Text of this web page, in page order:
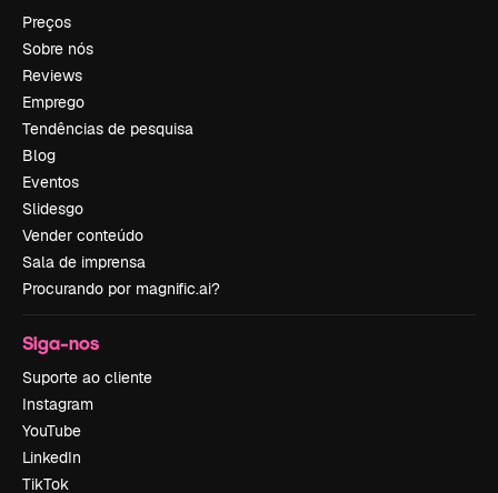
Preços
Sobre nós
Reviews
Emprego
Tendências de pesquisa
Blog
Eventos
Slidesgo
Vender conteúdo
Sala de imprensa
Procurando por magnific.ai?
Siga-nos
Suporte ao cliente
Instagram
YouTube
LinkedIn
TikTok